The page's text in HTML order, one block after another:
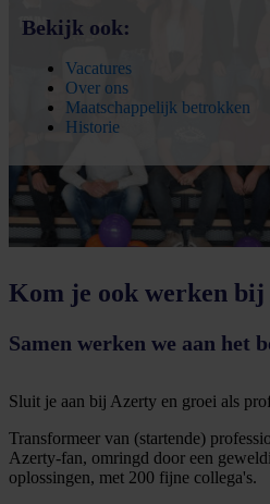
Bekijk ook:
Vacatures
Over ons
Maatschappelijk betrokken
Historie
Kom je ook werken bij
Samen werken we aan het
Sluit je aan bij Azerty en groei als
Transformeer van (startende)
Azerty-fan, omringd door een
oplossingen, met 200 fijne collega's.